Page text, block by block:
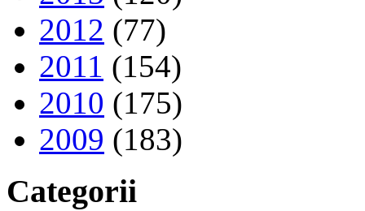
2012 (77)
2011 (154)
2010 (175)
2009 (183)
Categorii